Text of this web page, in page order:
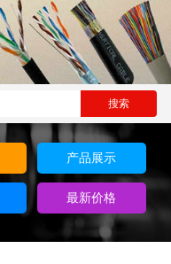
产品展示
最新价格